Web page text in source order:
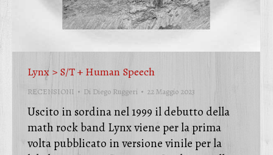
Lynx > S/T + Human Speech
RECENSIONI Di Diego Ruggeri 22 Maggio 2023
Uscito in sordina nel 1999 il debutto della
math rock band Lynx viene per la prima
volta pubblicato in versione vinile per la